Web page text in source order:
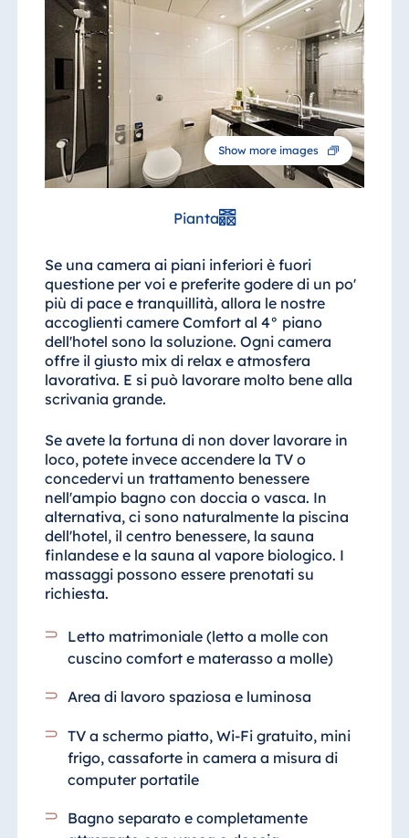
Show more images
Pianta
Se una camera ai piani inferiori è fuori
questione per voi e preferite godere di un po'
più di pace e tranquillità, allora le nostre
accoglienti camere Comfort al 4° piano
dell'hotel sono la soluzione. Ogni camera
offre il giusto mix di relax e atmosfera
lavorativa. E si può lavorare molto bene alla
scrivania grande.
Se avete la fortuna di non dover lavorare in
loco, potete invece accendere la TV o
concedervi un trattamento benessere
nell'ampio bagno con doccia o vasca. In
alternativa, ci sono naturalmente la piscina
dell'hotel, il centro benessere, la sauna
finlandese e la sauna al vapore biologico. I
massaggi possono essere prenotati su
richiesta.
Letto matrimoniale (letto a molle con
cuscino comfort e materasso a molle)
Area di lavoro spaziosa e luminosa
TV a schermo piatto, Wi-Fi gratuito, mini
frigo, cassaforte in camera a misura di
computer portatile
Bagno separato e completamente